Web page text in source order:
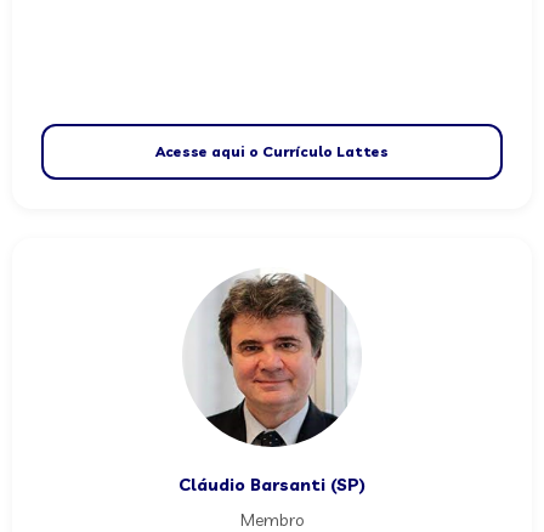
Acesse aqui o Currículo Lattes
Cláudio Barsanti (SP)
Membro